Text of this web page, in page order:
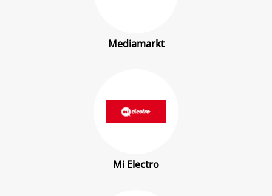
Mediamarkt
Mi Electro